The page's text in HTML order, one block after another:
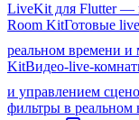
LiveKit для Flutter —
Room KitГотовые
реальном времени и
KitВидео-live-
и управлением
фильтры в